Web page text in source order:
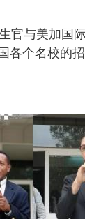
官与美加国
各个名校的